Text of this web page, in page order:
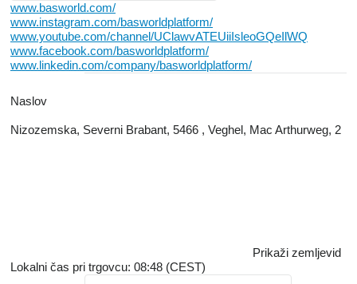
www.basworld.com/
www.instagram.com/basworldplatform/
www.youtube.com/channel/UClawvATEUiiIsleoGQeIlWQ
www.facebook.com/basworldplatform/
www.linkedin.com/company/basworldplatform/
Naslov
Nizozemska, Severni Brabant, 5466 , Veghel, Mac Arthurweg, 2
Prikaži zemljevid
Lokalni čas pri trgovcu: 08:48 (CEST)